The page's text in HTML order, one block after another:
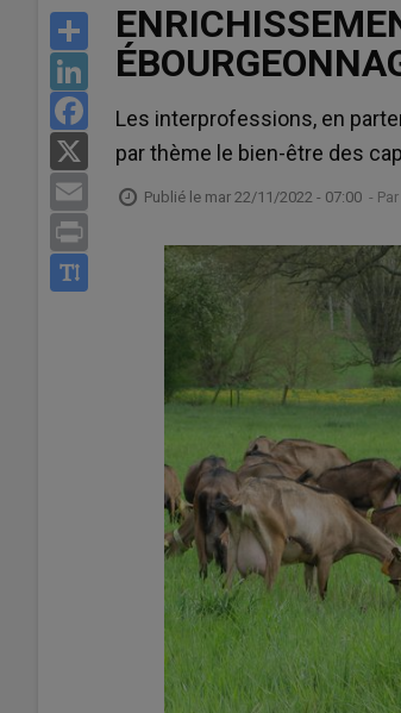
Share
LinkedIn
Facebook
Email
Les interprofessions, en
par thème le bien-être des
Publié le mar 22/11/2022 - 07:00 - Par